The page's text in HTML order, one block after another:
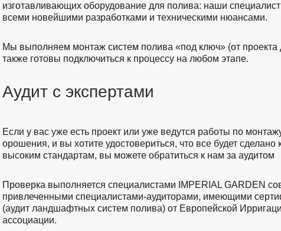
изготавливающих оборудование для полива: наши
всеми новейшими разработками и техническими нюансами.
Мы выполняем монтаж систем полива «под ключ» (от проекта
также готовы подключиться к процессу на любом этапе.
Аудит с экспертами
Если у вас уже есть проект или уже ведутся работы по
орошения, и вы хотите удостовериться, что все будет сделано
высоким стандартам, вы можете обратиться к нам за аудитом
Проверка выполняется специалистами IMPERIAL GARDEN
привлеченными специалистами-аудиторами, имеющими
(аудит ландшафтных систем полива) от Европейской
ассоциации.